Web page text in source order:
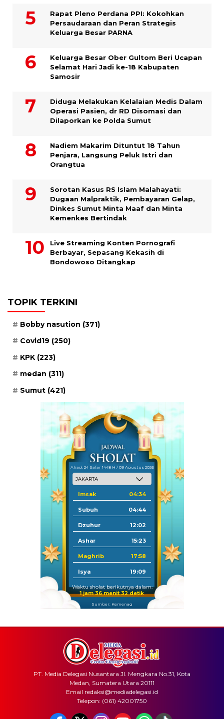
Rapat Pleno Perdana PPI: Kokohkan
Persaudaraan dan Peran Strategis
Keluarga Besar PARNA
Keluarga Besar Ober Gultom Beri Ucapan
Selamat Hari Jadi ke-18 Kabupaten
Samosir
Diduga Melakukan Kelalaian Medis Dalam
Operasi Pasien, dr RD Disomasi dan
Dilaporkan ke Polda Sumut
​Nadiem Makarim Dituntut 18 Tahun
Penjara, Langsung Peluk Istri dan
Orangtua
Sorotan Kasus RS Islam Malahayati:
Dugaan Malpraktik, Pembayaran Gelap,
Dinkes Sumut Minta Maaf dan Minta
Kemenkes Bertindak
Live Streaming Konten Pornografi
Berbayar, Sepasang Kekasih di
Bondowoso Ditangkap
TOPIK TERKINI
Bobby nasution (371)
Covid19 (250)
KPK (223)
medan (311)
Sumut (421)
Ahad, 24 Safar 1448 H / 09 Agustus 2026
Imsak 04:34
Subuh 04:44
Dzuhur 12:02
Ashar 15:23
Maghrib 17:58
Isya 19:09
Waktu sholat berikutnya dalam:
1 jam 36 menit 32 detik
Sumber: Kemenag
PT. Media Delegasi Nusantara Jl. Mengkara No.31, Kota
Medan, Sumatera Utara 20111
Email redaksi@mediadelegasi.id
Telepon: (061) 42001750